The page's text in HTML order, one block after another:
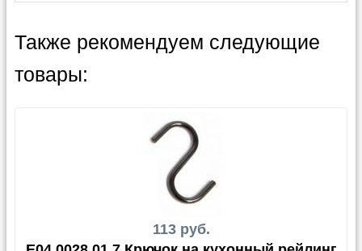
Также рекомендуем следующие
товары:
113 руб.